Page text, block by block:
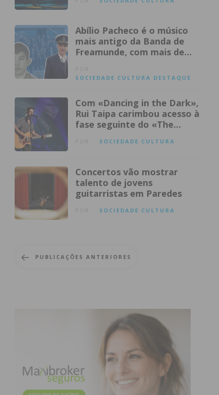
Abílio Pacheco é o músico
mais antigo da Banda de
Freamunde, com mais de
SOCIEDADE CULTURA DESTAQUE
Com «Dancing in the Dark»,
Rui Taipa carimbou acesso à
fase seguinte do «The
SOCIEDADE CULTURA
Concertos vão mostrar
talento de jovens
guitarristas em Paredes
SOCIEDADE CULTURA
PUBLICAÇÕES ANTERIORES